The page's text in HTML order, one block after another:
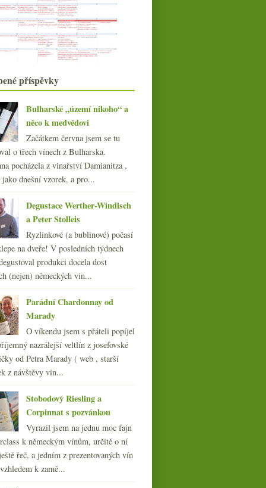
Shnilý ročník, Emirates a
víno, o naturálnu, ceny
vinic…
podzim …
Spaghetti con le vongole a něco
bílých vín
Svatováclavské vinice a Villa Richter
Výsledky ankety o vínech s
Nervózní a zmatený v Bořeticích
Bílé Burgundsko a Alsasko ze
supermarketu
Zůstává rozum stát…
Rulandské modré 2005 od Sůkala
Rulandské jako rulandské a gravlax
Burčák a pár pátečních reklam
Piknik v parku a bez pokuty
Kvéčko a „hladový programátor“
Pivní orgie v „The Pub“
Vinařské slavnosti v Dobřichovicích
srpna(21)
července(23)
června(25)
května(24)
dubna(23)
března
února(24)
ledna
2007 (108)
příspěvky
Bulharské „území nikoho“ a
něco k medvědovi
Začátkem června jsem se tu
o třech vínech z Bulharska.
pocházela z vinařství Damianitza ,
jako dnešní vzorek, a pro...
Degustace Werther-Windisch
a Peter Stolleis
Ryzlinkové (a bublinové) počasí
na dveře! V posledních týdnech
produkci docela dost
(nejen) německých vin...
Parádní Chardonnay od
Marady
O víkendu jsem s přáteli popíjel
nazrálejší veltlín z josefovské
od Petra Marady ( web , starší
z návštěvy vin...
Stobodový Riesling a
Corpinnat s pozvánkou
Vyrazil jsem na jednu moc fajn
k německým vínům, určitě o ní
řeč, a jedním z prezentovaných vín
k zamě...